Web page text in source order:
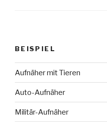
BEISPIEL
Aufnäher mit Tieren
Auto-Aufnäher
Militär-Aufnäher